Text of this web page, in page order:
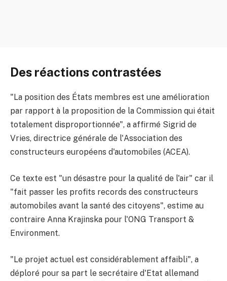
Des réactions contrastées
"La position des États membres est une amélioration
par rapport à la proposition de la Commission qui était
totalement disproportionnée", a affirmé Sigrid de
Vries, directrice générale de l'Association des
constructeurs européens d'automobiles (ACEA).
Ce texte est "un désastre pour la qualité de l'air" car il
"fait passer les profits records des constructeurs
automobiles avant la santé des citoyens", estime au
contraire Anna Krajinska pour l'ONG Transport &
Environment.
"Le projet actuel est considérablement affaibli", a
déploré pour sa part le secrétaire d'Etat allemand